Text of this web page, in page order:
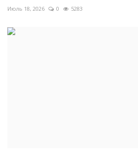
Июль 18, 2026 0 5283